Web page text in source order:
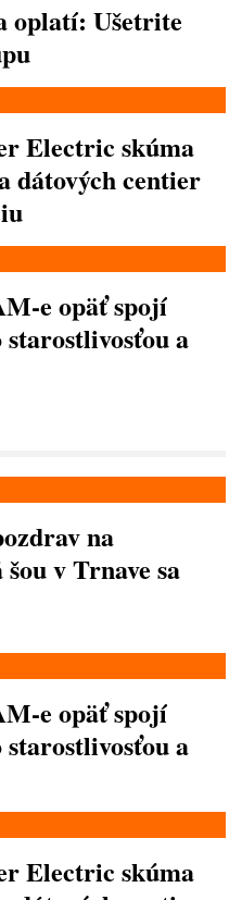
oplatí: Ušetrite
Electric skúma
dátových centier
e opäť spojí
a
na
v Trnave sa
e opäť spojí
a
Electric skúma